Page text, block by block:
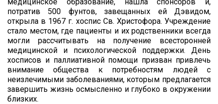
потратив 500 фунтов, завещанных ей Дэвидом,
открыла в 1967 г. хоспис Св. Христофора. Учреждение
стало местом, где пациенты и их родственники всегда
могли рассчитывать на получение всесторонней
медицинской и психологической поддержки. День
хосписов и паллиативной помощи призван привлечь
внимание общества к потребностям людей с
неизлечимыми заболеваниями, которым предлагается
завершить жизнь осмысленно и глубоко в окружении
близких.